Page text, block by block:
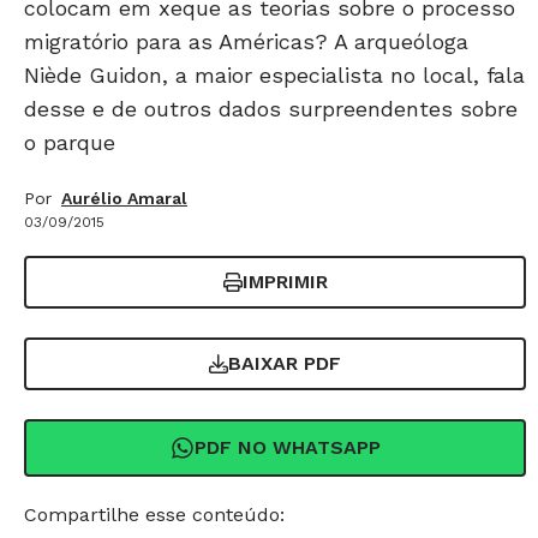
colocam em xeque as teorias sobre o processo
migratório para as Américas? A arqueóloga
Niède Guidon, a maior especialista no local, fala
desse e de outros dados surpreendentes sobre
o parque
Por Aurélio Amaral
03/09/2015
IMPRIMIR
BAIXAR PDF
PDF NO WHATSAPP
Compartilhe esse conteúdo: